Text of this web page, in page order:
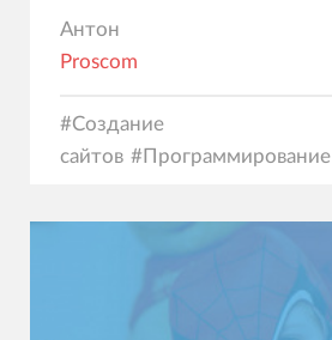
Антон
Proscom
#Создание
сайтов #Программирование